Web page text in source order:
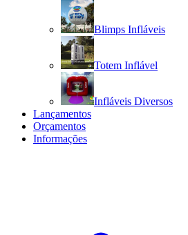
Blimps Infláveis
Totem Inflável
Infláveis Diversos
Lançamentos
Orçamentos
Informações